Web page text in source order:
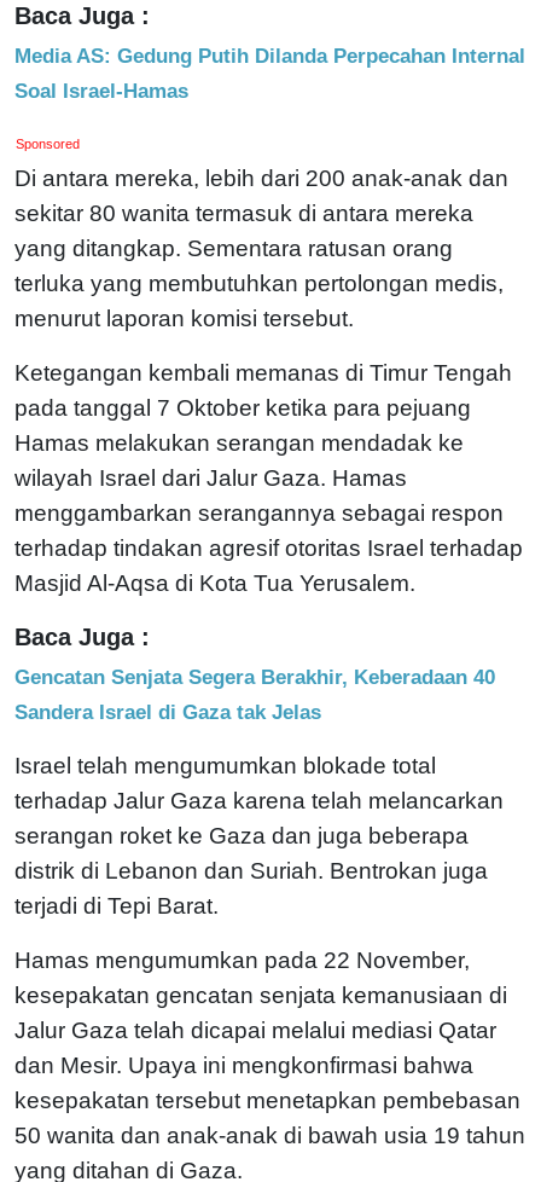
Baca Juga :
Media AS: Gedung Putih Dilanda Perpecahan Internal
Soal Israel-Hamas
Sponsored
Di antara mereka, lebih dari 200 anak-anak dan
sekitar 80 wanita termasuk di antara mereka
yang ditangkap. Sementara ratusan orang
terluka yang membutuhkan pertolongan medis,
menurut laporan komisi tersebut.
Ketegangan kembali memanas di Timur Tengah
pada tanggal 7 Oktober ketika para pejuang
Hamas melakukan serangan mendadak ke
wilayah Israel dari Jalur Gaza. Hamas
menggambarkan serangannya sebagai respon
terhadap tindakan agresif otoritas Israel terhadap
Masjid Al-Aqsa di Kota Tua Yerusalem.
Baca Juga :
Gencatan Senjata Segera Berakhir, Keberadaan 40
Sandera Israel di Gaza tak Jelas
Israel telah mengumumkan blokade total
terhadap Jalur Gaza karena telah melancarkan
serangan roket ke Gaza dan juga beberapa
distrik di Lebanon dan Suriah. Bentrokan juga
terjadi di Tepi Barat.
Hamas mengumumkan pada 22 November,
kesepakatan gencatan senjata kemanusiaan di
Jalur Gaza telah dicapai melalui mediasi Qatar
dan Mesir. Upaya ini mengkonfirmasi bahwa
kesepakatan tersebut menetapkan pembebasan
50 wanita dan anak-anak di bawah usia 19 tahun
yang ditahan di Gaza.